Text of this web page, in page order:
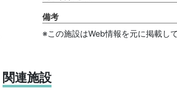
備考
※この施設はWeb情報を元に掲載し
関連施設